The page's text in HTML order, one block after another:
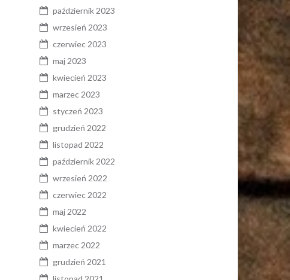
październik 2023
wrzesień 2023
czerwiec 2023
maj 2023
kwiecień 2023
marzec 2023
styczeń 2023
grudzień 2022
listopad 2022
październik 2022
wrzesień 2022
czerwiec 2022
maj 2022
kwiecień 2022
marzec 2022
grudzień 2021